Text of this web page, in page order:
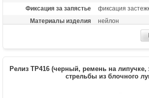
Фиксация за запястье
фиксация
Материалы изделия
нейлон
регулировки
Релиз TP416 (черный, ремень на липучке,
стрельбы из блочного